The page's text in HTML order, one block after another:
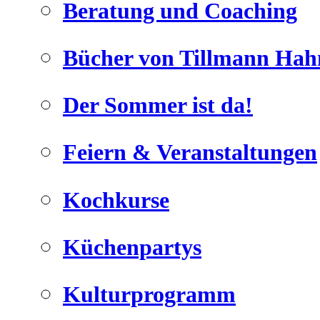
keine sind.
Ein Potpourrie professioneller Rezepte.
Für Liebhaber der einfachen und
immer mit der besonderen Note.
Beratung und Coaching
Bücher von Tillmann
Der Sommer ist da!
Feiern & Veranstaltungen
Kochkurse
Küchenpartys
Kulturprogramm